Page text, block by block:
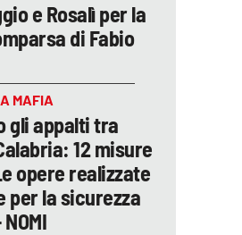
e Rosalì per la
di Fabio
MAFIA
gli appalti tra
12 misure
opere realizzate
per la sicurezza